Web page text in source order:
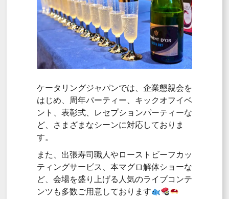
ケータリングジャパンでは、企業懇親会を
はじめ、周年パーティー、キックオフイベ
ント、表彰式、レセプションパーティーな
ど、さまざまなシーンに対応しておりま
す。
また、出張寿司職人やローストビーフカッ
ティングサービス、本マグロ解体ショーな
ど、会場を盛り上げる人気のライブコンテ
ンツも多数ご用意しております